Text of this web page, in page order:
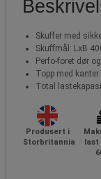
Skuffer med
Skuffmål: LxB
Perfo-foret dør
Topp med kanter
Total
Produsert i
Storbritannia
last